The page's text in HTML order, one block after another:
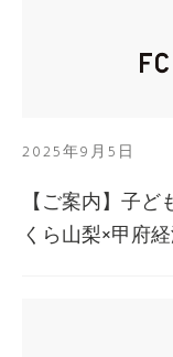
2025年9月5日
【ご案内】子
くら山梨×甲府